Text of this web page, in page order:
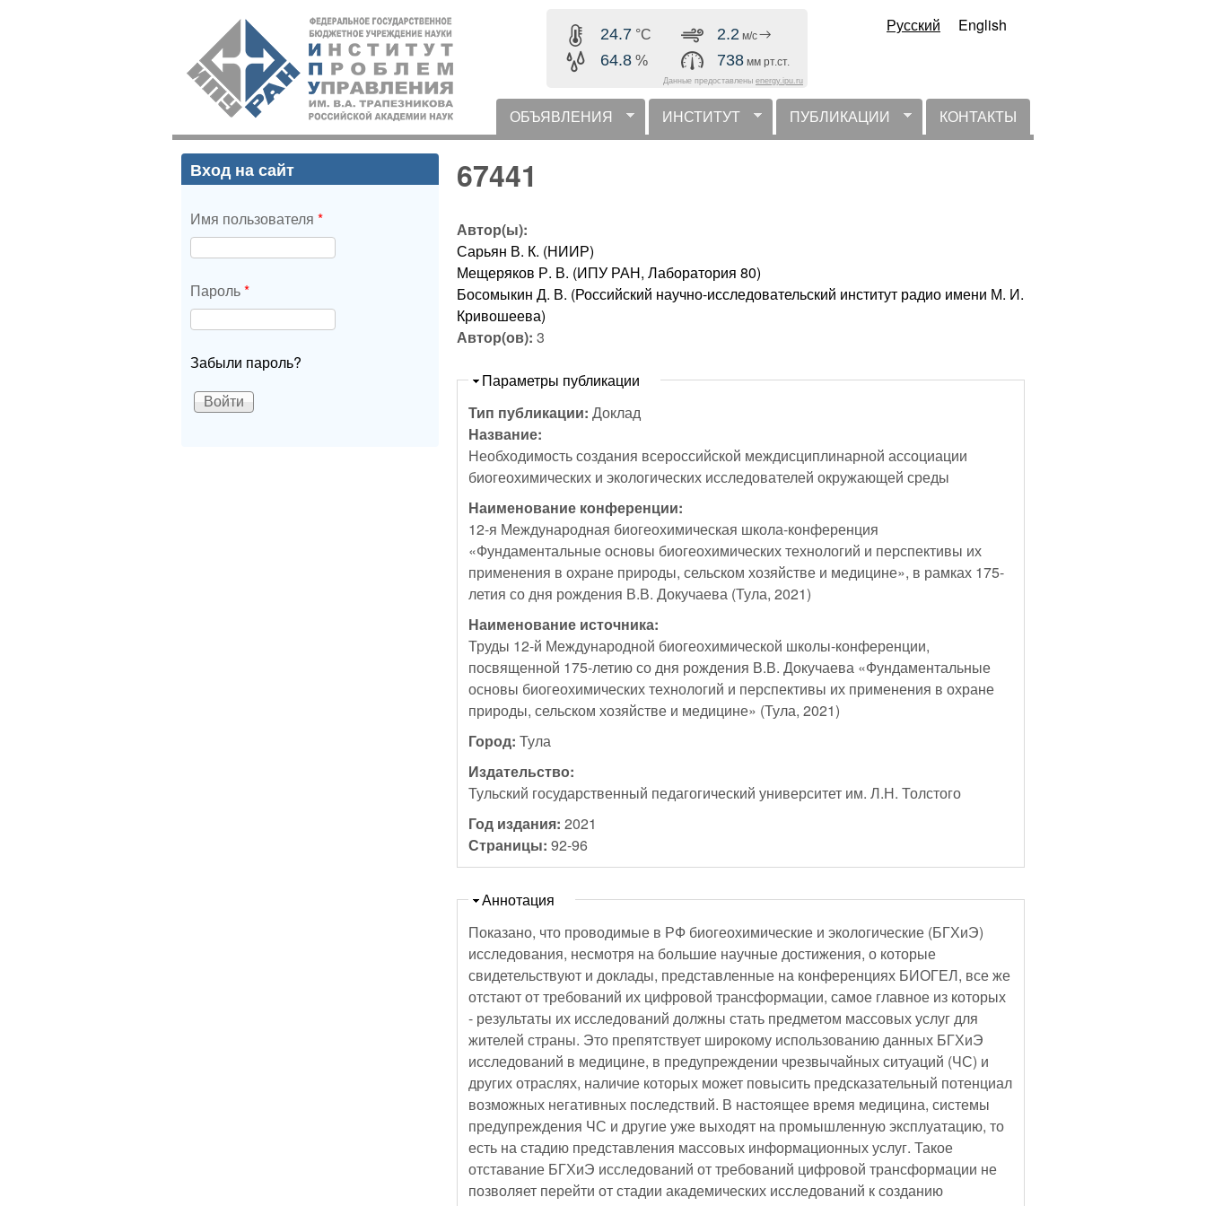
содержанию
ИПУ
РАН
24.7 °C
64.8 %
2.2 м/с
738 мм рт.ст.
Данные предоставлены energy.ipu.ru
Русский English
горизонтальное меню
ОБЪЯВЛЕНИЯ ИНСТИТУТ ПУБЛИКАЦИИ КОНТАКТЫ
67441
Автор(ы):
Сарьян В. К. (НИИР)
Мещеряков Р. В. (ИПУ РАН, Лаборатория 80)
Босомыкин Д. В. (Российский научно-исследовательский институт радио имени М. И.
Кривошеева)
Автор(ов):3
Скрыть
Параметры публикации
Тип публикации:Доклад
Название:
Необходимость создания всероссийской междисциплинарной ассоциации
биогеохимических и экологических исследователей окружающей среды
Наименование конференции:
12-я Международная биогеохимическая школа-конференция
«Фундаментальные основы биогеохимических технологий и перспективы их
применения в охране природы, сельском хозяйстве и медицине», в рамках 175-
летия со дня рождения В.В. Докучаева (Тула, 2021)
Наименование источника:
Труды 12-й Международной биогеохимической школы-конференции,
посвященной 175-летию со дня рождения В.В. Докучаева «Фундаментальные
основы биогеохимических технологий и перспективы их применения в охране
природы, сельском хозяйстве и медицине» (Тула, 2021)
Город:Тула
Издательство:
Тульский государственный педагогический университет им. Л.Н. Толстого
Год издания:2021
Страницы:92-96
Скрыть
Аннотация
Показано, что проводимые в РФ биогеохимические и экологические (БГХиЭ)
исследования, несмотря на большие научные достижения, о которые
свидетельствуют и доклады, представленные на конференциях БИОГЕЛ, все же
отстают от требований их цифровой трансформации, самое главное из которых
- результаты их исследований должны стать предметом массовых услуг для
жителей страны. Это препятствует широкому использованию данных БГХиЭ
исследований в медицине, в предупреждении чрезвычайных ситуаций (ЧС) и
других отраслях, наличие которых может повысить предсказательный потенциал
возможных негативных последствий. В настоящее время медицина, системы
предупреждения ЧС и другие уже выходят на промышленную эксплуатацию, то
есть на стадию представления массовых информационных услуг. Такое
отставание БГХиЭ исследований от требований цифровой трансформации не
позволяет перейти от стадии академических исследований к созданию
Вход на сайт
Имя пользователя *
Пароль*
Забыли пароль?